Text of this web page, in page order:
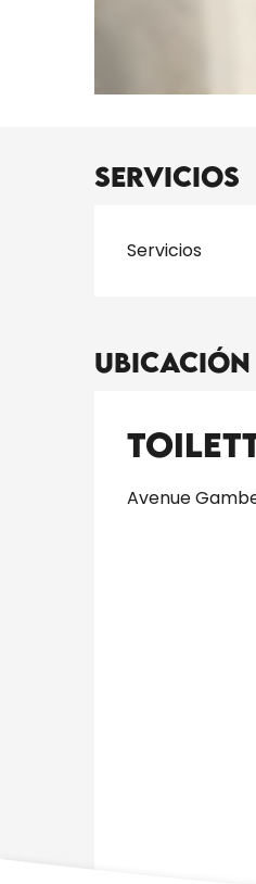
Servicios
Servicios
Ubicación
Avenue